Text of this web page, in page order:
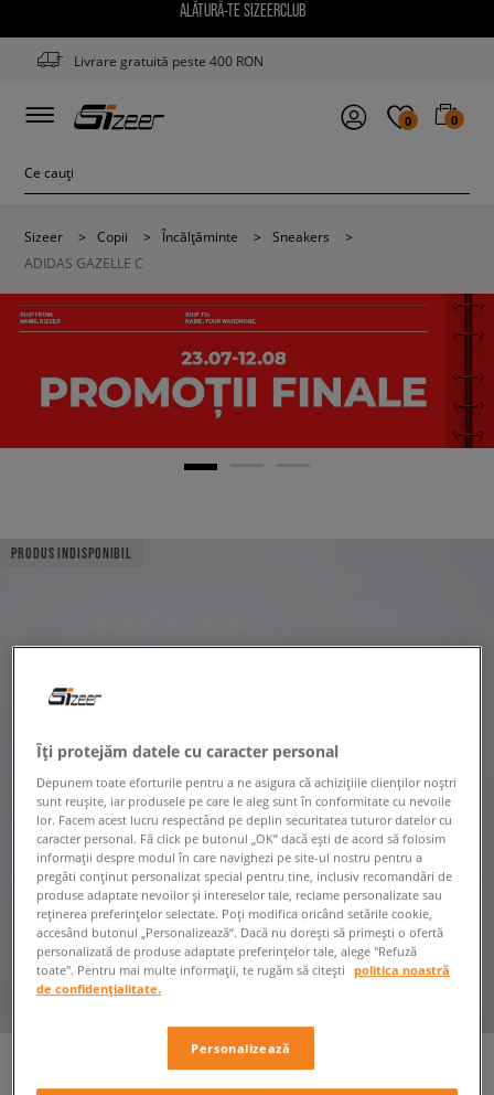
ALĂTURĂ-TE SIZEERCLUB
Livrare gratuită peste 400 RON
0 0
Sizeer > Copii > Încălțăminte > Sneakers
>
ADIDAS GAZELLE C
PRODUS INDISPONIBIL
Îți protejăm datele cu caracter personal
Depunem toate eforturile pentru a ne asigura că achizițiile clienților noștri
sunt reușite, iar produsele pe care le aleg sunt în conformitate cu nevoile
lor. Facem acest lucru respectând pe deplin securitatea tuturor datelor cu
caracter personal. Fă click pe butonul „OK” dacă ești de acord să folosim
informații despre modul în care navighezi pe site-ul nostru pentru a
pregăti conținut personalizat special pentru tine, inclusiv recomandări de
produse adaptate nevoilor și intereselor tale, reclame personalizate sau
reținerea preferințelor selectate. Poți modifica oricând setările cookie,
accesând butonul „Personalizează”. Dacă nu dorești să primești o ofertă
personalizată de produse adaptate preferințelor tale, alege "Refuză
toate". Pentru mai multe informații, te rugăm să citești
politica noastră
de confidențialitate.
Personalizează